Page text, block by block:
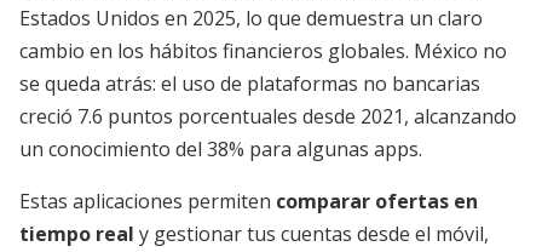
Estados Unidos en 2025, lo que demuestra un claro
cambio en los hábitos financieros globales. México no
se queda atrás: el uso de plataformas no bancarias
creció 7.6 puntos porcentuales desde 2021, alcanzando
un conocimiento del 38% para algunas apps.
Estas aplicaciones permiten comparar ofertas en
tiempo real y gestionar tus cuentas desde el móvil,